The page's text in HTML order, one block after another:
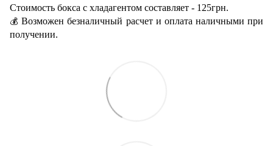
Стоимость бокса с хладагентом составляет - 125грн.
💰Возможен безналичный расчет и оплата наличными при
получении.